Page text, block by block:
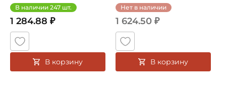
В наличии 247 шт.
1 284.88 ₽
В корзину
Нет в наличии
1 624.50 ₽
В корзину